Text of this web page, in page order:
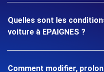
Quelles sont les
voiture à EPAIGNES ?
Comment modifier,